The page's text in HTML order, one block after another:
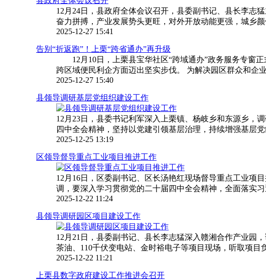
12月24日，县政府全体会议召开，县委副书记、县长李志
奋力拼搏，产业发展势头更旺，对外开放动能更强，城乡
2025-12-27 15:41
告别“折返跑”！上栗“跨省通办”再升级
12月10日，上栗县宝华社区“跨域通办”政务服务专窗正
跨区域便民利企方面迈出坚实步伐。 为解决园区群众和企
2025-12-27 15:40
县领导调研基层党组织建设工作
12月23日，县委书记利军深入上栗镇、杨岐乡和东源乡，
四中全会精神，坚持以党建引领基层治理，持续增强基层
2025-12-25 13:19
区领导督导重点工业项目推进工作
12月16日，区委副书记、区长汤艳红现场督导重点工业项
调，要深入学习贯彻党的二十届四中全会精神，全面落实
2025-12-22 11:24
县领导调研园区项目建设工作
12月21日，县委副书记、县长李志猛深入赣湘合作产业园
茶油、110千伏变电站、金时裕电子等项目现场，听取项
2025-12-22 11:21
上栗县数字政府建设工作推进会召开